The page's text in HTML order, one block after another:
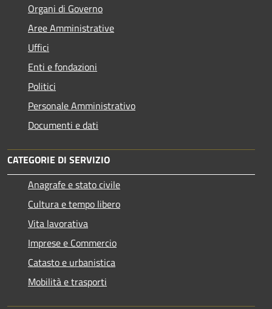
Organi di Governo
Aree Amministrative
Uffici
Enti e fondazioni
Politici
Personale Amministrativo
Documenti e dati
CATEGORIE DI SERVIZIO
Anagrafe e stato civile
Cultura e tempo libero
Vita lavorativa
Imprese e Commercio
Catasto e urbanistica
Mobilità e trasporti